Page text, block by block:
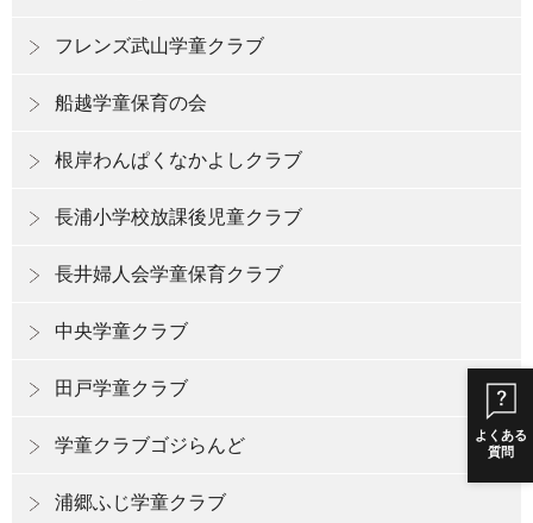
よくある
質問
フレンズ武山学童クラブ
船越学童保育の会
根岸わんぱくなかよしクラブ
長浦小学校放課後児童クラブ
長井婦人会学童保育クラブ
中央学童クラブ
田戸学童クラブ
学童クラブゴジらんど
浦郷ふじ学童クラブ